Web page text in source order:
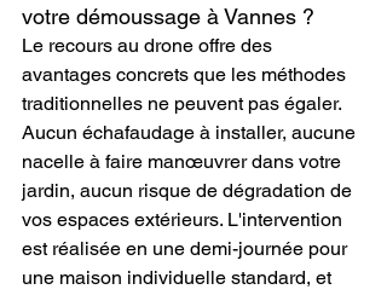
votre démoussage à Vannes ?
Le recours au drone offre des
avantages concrets que les méthodes
traditionnelles ne peuvent pas égaler.
Aucun échafaudage à installer, aucune
nacelle à faire manœuvrer dans votre
jardin, aucun risque de dégradation de
vos espaces extérieurs. L'intervention
est réalisée en une demi-journée pour
une maison individuelle standard, et